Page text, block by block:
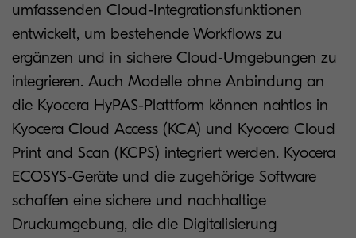
umfassenden Cloud-Integrationsfunktionen
entwickelt, um bestehende Workflows zu
ergänzen und in sichere Cloud-Umgebungen zu
integrieren. Auch Modelle ohne Anbindung an
die Kyocera HyPAS-Plattform können nahtlos in
Kyocera Cloud Access (KCA) und Kyocera Cloud
Print and Scan (KCPS) integriert werden. Kyocera
ECOSYS-Geräte und die zugehörige Software
schaffen eine sichere und nachhaltige
Druckumgebung, die die Digitalisierung